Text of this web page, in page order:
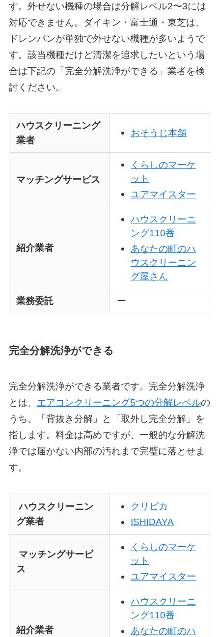
す。外せない機種の場合は分解レベル2〜3には
対応できません。ダイキン・富士通・東芝は、
ドレンパンが単独で外せない機種が多いようで
す。該当機種だけど清潔を追求したいという場
合は下記の「完全分解洗浄ができる」業者を検
討ください。
ハウスクリーニング
業者
おそうじ本舗
マッチングサービス
くらしのマーケ
ット
ユアマイスター
紹介業者
ハウスクリーニ
ング110番
あなたの町のハ
ウスクリーニン
グ屋さん
業務委託 ー
完全分解洗浄ができる
完全分解洗浄ができる業者です。完全分解洗浄
とは、 エアコンクリーニング5つの分解レベルの
うち、「背抜き分解」と「取外し完全分解」を
指します。料金は高めですが、一般的な分解洗
浄では届かない内部の汚れまで完璧に落とせま
す。
ハウスクリーニン
グ業者
クリピカ
ISHIDAYA
マッチングサービ
ス
くらしのマーケ
ット
ユアマイスター
紹介業者
ハウスクリーニ
ング110番
あなたの町のハ